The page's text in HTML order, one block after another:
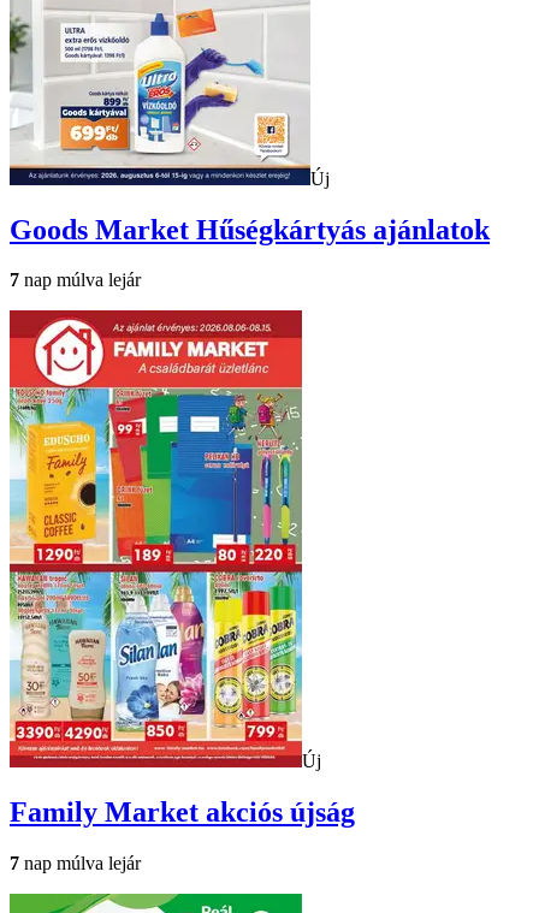
Új
Goods Market Hűségkártyás ajánlatok
7 nap múlva lejár
Új
Family Market akciós újság
7 nap múlva lejár